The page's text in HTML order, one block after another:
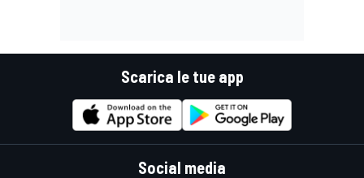
Scarica le tue app
Social media